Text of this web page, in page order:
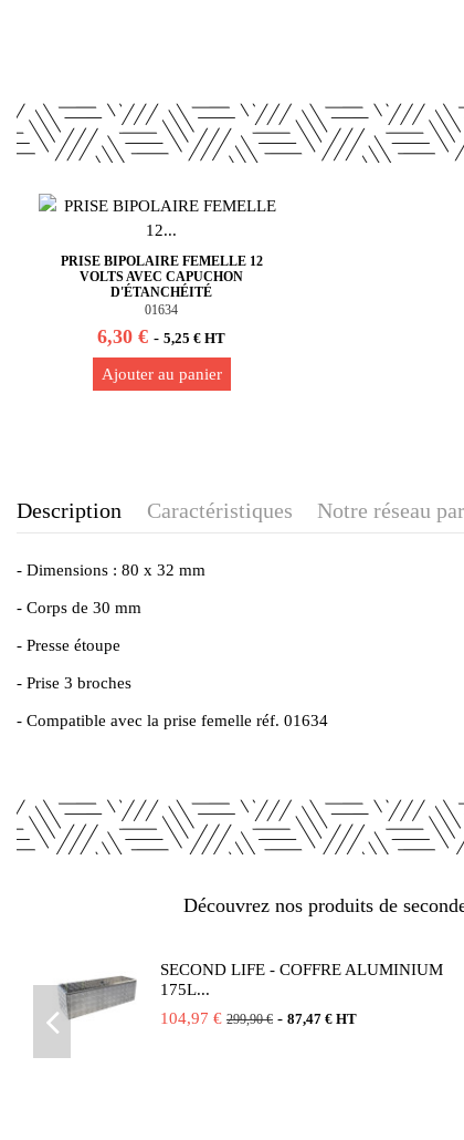
PRISE BIPOLAIRE FEMELLE 12
VOLTS AVEC CAPUCHON
D'ÉTANCHÉITÉ
01634
6,30 €-5,25 € HT
Ajouter au panier
Description Caractéristiques Notre réseau
- Dimensions : 80 x 32 mm
- Corps de 30 mm
- Presse étoupe
- Prise 3 broches
- Compatible avec la prise femelle réf. 01634
Découvrez nos produits de
SECOND LIFE - COFFRE ALUMINIUM
175L...
104,97 € 299,90 € - 87,47 € HT